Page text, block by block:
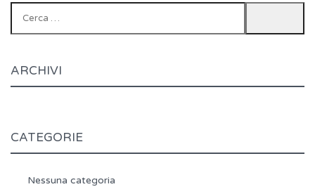
ARCHIVI
CATEGORIE
Nessuna categoria